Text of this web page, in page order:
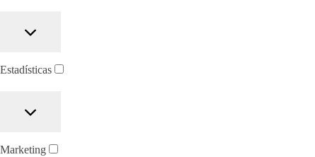
Estadísticas
Marketing